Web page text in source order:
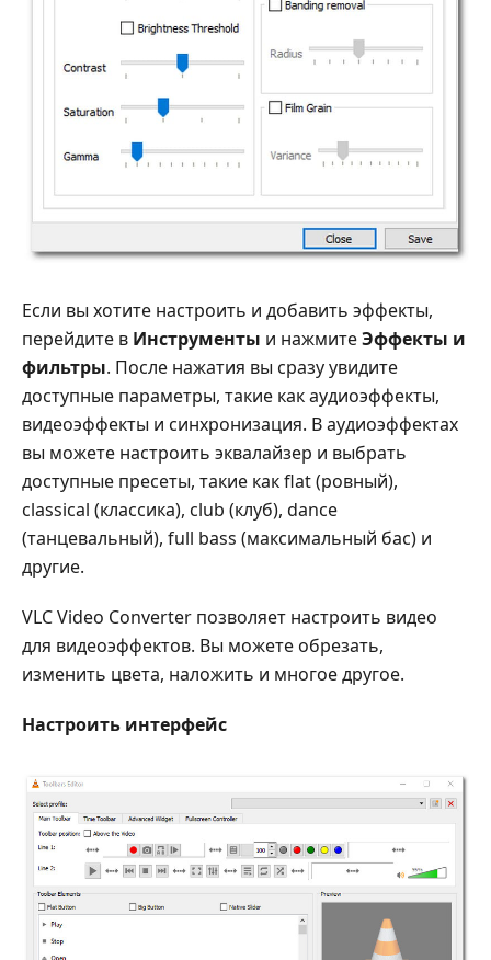
Если вы хотите настроить и добавить эффекты,
перейдите в Инструменты и нажмитеЭффекты и
фильтры. После нажатия вы сразу увидите
доступные параметры, такие как аудиоэффекты,
видеоэффекты и синхронизация. В аудиоэффектах
вы можете настроить эквалайзер и выбрать
доступные пресеты, такие как flat (ровный),
classical (классика), club (клуб), dance
(танцевальный), full bass (максимальный бас) и
другие.
VLC Video Converter позволяет настроить видео
для видеоэффектов. Вы можете обрезать,
изменить цвета, наложить и многое другое.
Настроить интерфейс